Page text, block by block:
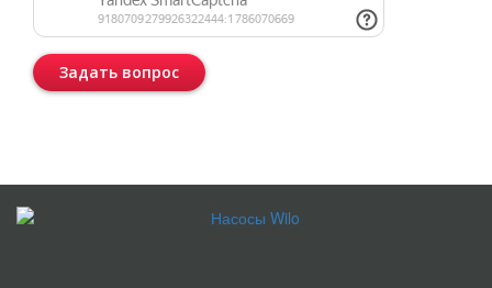
Задать вопрос